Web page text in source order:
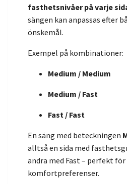
fasthetsnivåer på varje
sängen kan anpassas efter
önskemål.
Exempel på kombinationer:
Medium / Medium
Medium / Fast
Fast / Fast
En säng med beteckningen
alltså en sida med
andra med Fast – perfekt
komfortpreferenser.